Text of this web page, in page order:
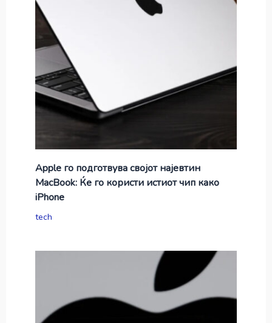
Apple го подготвува својот најевтин
MacBook: Ќе го користи истиот чип како
iPhone
tech